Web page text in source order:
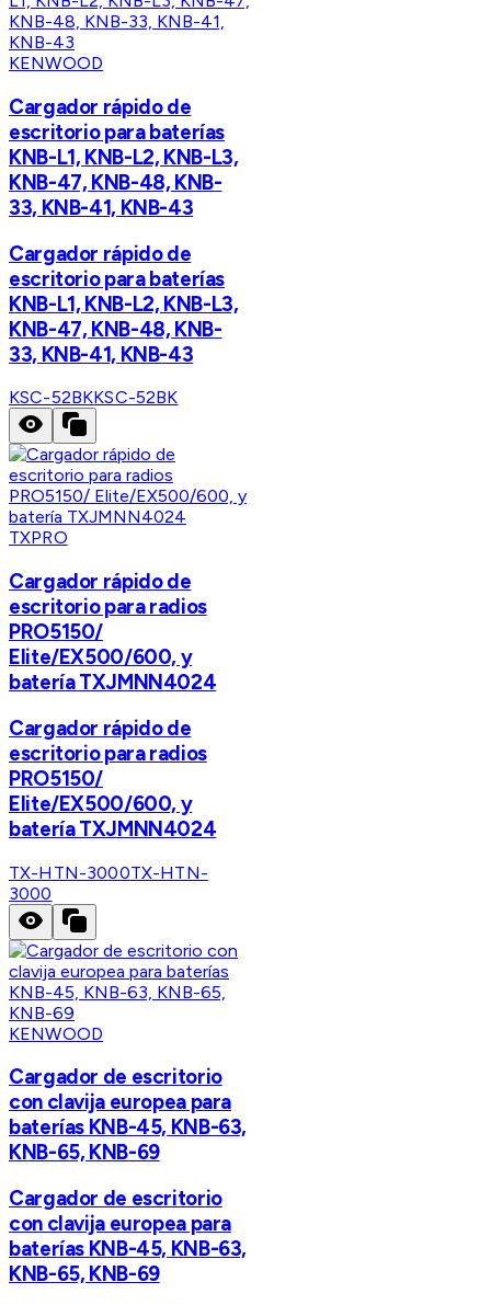
KENWOOD
Cargador rápido de
escritorio para baterías
KNB-L1, KNB-L2, KNB-L3,
KNB-47, KNB-48, KNB-
33, KNB-41, KNB-43
Cargador rápido de
escritorio para baterías
KNB-L1, KNB-L2, KNB-L3,
KNB-47, KNB-48, KNB-
33, KNB-41, KNB-43
KSC-52BKKSC-52BK
TXPRO
Cargador rápido de
escritorio para radios
PRO5150/
Elite/EX500/600, y
batería TXJMNN4024
Cargador rápido de
escritorio para radios
PRO5150/
Elite/EX500/600, y
batería TXJMNN4024
TX-HTN-3000TX-HTN-
3000
KENWOOD
Cargador de escritorio
con clavija europea para
baterías KNB-45, KNB-63,
KNB-65, KNB-69
Cargador de escritorio
con clavija europea para
baterías KNB-45, KNB-63,
KNB-65, KNB-69